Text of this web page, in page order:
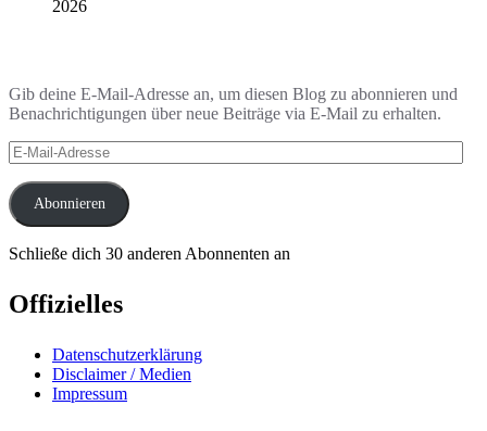
2026
Gib deine E-Mail-Adresse an, um diesen Blog zu abonnieren und
Benachrichtigungen über neue Beiträge via E-Mail zu erhalten.
E-
Mail-
Adresse
Abonnieren
Schließe dich 30 anderen Abonnenten an
Offizielles
Datenschutzerklärung
Disclaimer / Medien
Impressum